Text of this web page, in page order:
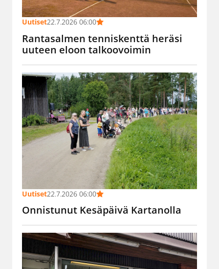
Uutiset22.7.2026 06:00
Rantasalmen tenniskenttä heräsi
uuteen eloon talkoovoimin
Uutiset22.7.2026 06:00
Onnistunut Kesäpäivä Kartanolla